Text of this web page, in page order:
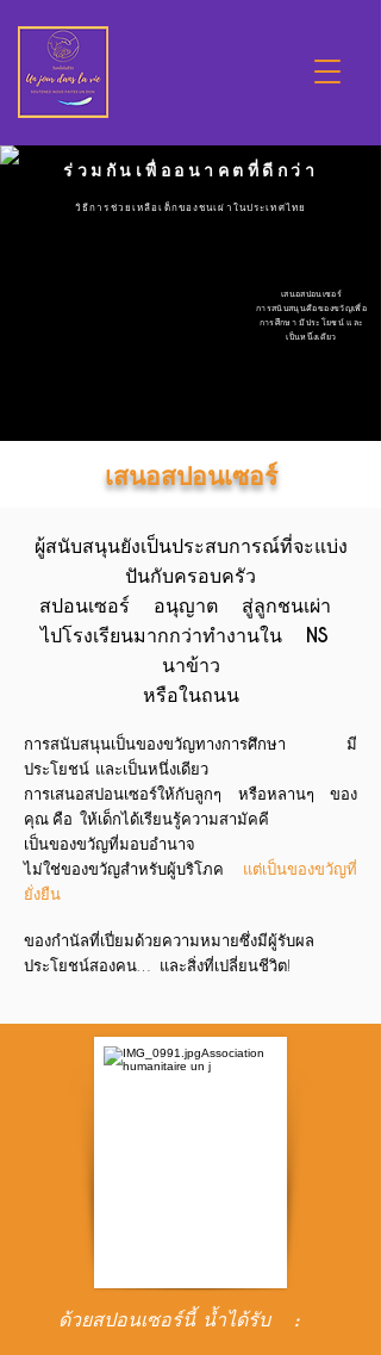
ร่วมกันเพื่ออนาคตที่ดีกว่า
วิธีการช่วยเหลือเด็กของชนเผ่าในประเทศไทย
เสนอสปอนเซอร์
การสนับสนุนคือของขวัญเพื่อ
การศึกษา มีประโยชน์ และ
เป็นหนึ่งเดียว
เสนอสปอนเซอร์
ผู้สนับสนุนยังเป็นประสบการณ์ที่จะแบ่ง
ปันกับครอบครัว
สปอนเซอร์
อนุญาต
สู่ลูกชนเผ่า
ไปโรงเรียนมากกว่าทำงานใน
NS
นาข้าว
หรือในถนน
การสนับสนุนเป็นของขวัญทางการศึกษา มี
ประโยชน์ และเป็นหนึ่งเดียว
การเสนอสปอนเซอร์ให้กับลูกๆ หรือหลานๆ ของ
คุณ คือ ให้เด็กได้เรียนรู้ความสามัคคี
เป็นของขวัญที่มอบอำนาจ
ไม่ใช่ของขวัญสำหรับผู้บริโภค
แต่เป็นของขวัญที่
ยั่งยืน
ของกำนัลที่เปี่ยมด้วยความหมายซึ่งมีผู้รับผล
ประโยชน์สองคน… และสิ่งที่เปลี่ยนชีวิต!
ด้วยสปอนเซอร์นี้ น้ำได้รับ :